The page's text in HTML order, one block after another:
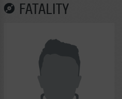
FATALITY